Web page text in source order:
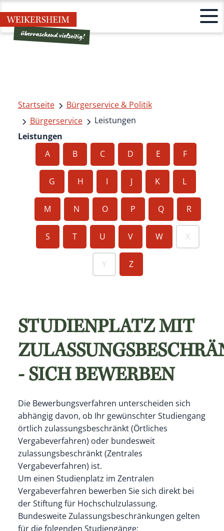
Startseite
Bürgerservice & Politik
Bürgerservice
Leistungen
Leistungen
A
B C D E F
G H I J K L
M N O P Q R
S T U V W X
Y Z
STUDIENPLATZ MIT
- SICH BEWERBEN
Die Bewerbungsverfahren unterscheiden sich
abhängig davon, ob Ihr gewünschter Studiengang
örtlich zulassungsbeschränkt (Örtliches
Vergabeverfahren) oder bundesweit
zulassungsbeschränkt (Zentrales
Vergabeverfahren) ist.
Um einen Studienplatz im Zentralen
Vergabeverfahren bewerben Sie sich direkt bei
der Stiftung für Hochschulzulassung.
Bundesweite Zulassungsbeschränkungen gelten
für die folgenden Studiengänge: